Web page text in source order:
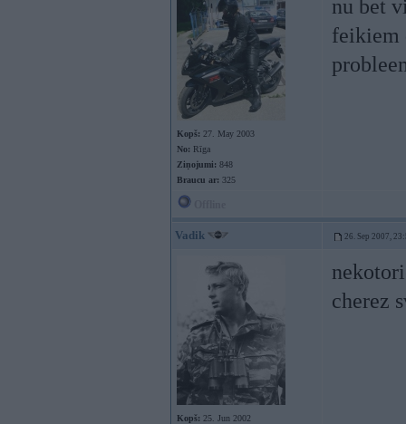
Kopš: 27. May 2003
No: Rīga
Ziņojumi: 848
Braucu ar: 325
nu bet
feikiem
Vadik 26. Sep 2007,
Kopš: 25. Jun 2002
cherez